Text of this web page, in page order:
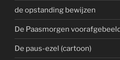
de opstanding bewijzen
De Paasmorgen
De paus-ezel (cartoon)